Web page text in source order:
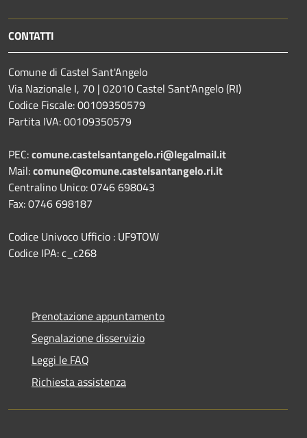
CONTATTI
Comune di Castel Sant'Angelo
Via Nazionale I, 70 | 02010 Castel Sant'Angelo (RI)
Codice Fiscale: 00109350579
Partita IVA: 00109350579
PEC:comune.castelsantangelo.ri@legalmail.it
Mail:comune@comune.castelsantangelo.ri.it
Centralino Unico: 0746 698043
Fax: 0746 698187
Codice Univoco Ufficio : UF9TOW
Codice IPA: c_c268
Prenotazione appuntamento
Segnalazione disservizio
Leggi le FAQ
Richiesta assistenza